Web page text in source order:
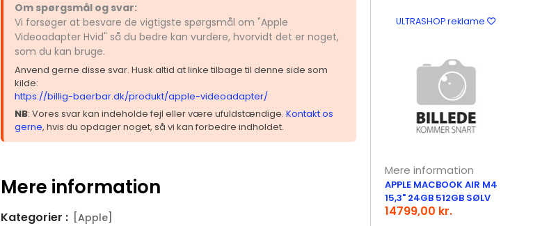
Om spørgsmål og svar:
Vi forsøger at besvare de vigtigste spørgsmål om "Apple
Videoadapter Hvid" så du bedre kan vurdere, hvorvidt det er noget,
som du kan bruge.
Anvend gerne disse svar. Husk altid at linke tilbage til denne side som
kilde:
https://billig-baerbar.dk/produkt/apple-videoadapter/
NB: Vores svar kan indeholde fejl eller være ufuldstændige. Kontakt os
gerne, hvis du opdager noget, så vi kan forbedre indholdet.
Mere information
Kategorier : [Apple]
ULTRASHOP reklame
Mere information
APPLE MACBOOK AIR M4
15,3" 24GB 512GB SØLV
14799,00 kr.